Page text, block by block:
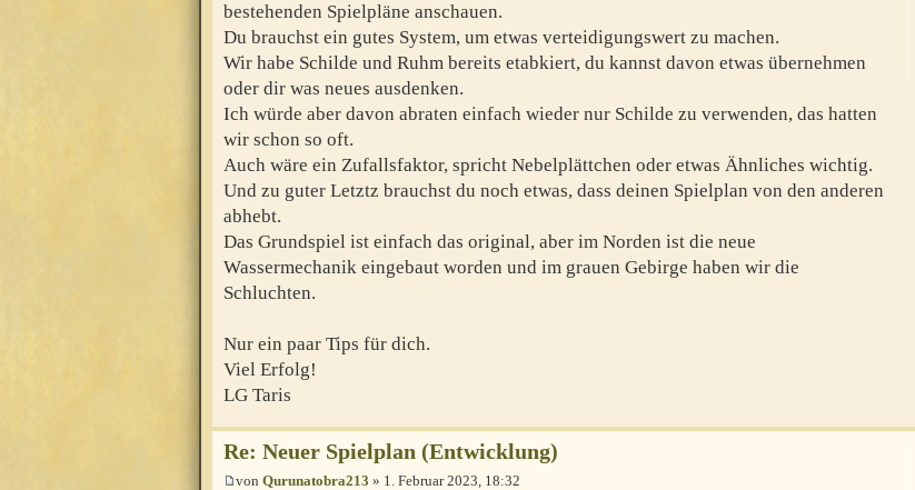
bestehenden Spielpläne anschauen.
Du brauchst ein gutes System, um etwas verteidigungswert zu machen.
Wir habe Schilde und Ruhm bereits etabkiert, du kannst davon etwas übernehmen
oder dir was neues ausdenken.
Ich würde aber davon abraten einfach wieder nur Schilde zu verwenden, das hatten
wir schon so oft.
Auch wäre ein Zufallsfaktor, spricht Nebelplättchen oder etwas Ähnliches wichtig.
Und zu guter Letztz brauchst du noch etwas, dass deinen Spielplan von den anderen
abhebt.
Das Grundspiel ist einfach das original, aber im Norden ist die neue
Wassermechanik eingebaut worden und im grauen Gebirge haben wir die
Schluchten.
Nur ein paar Tips für dich.
Viel Erfolg!
LG Taris
Re: Neuer Spielplan (Entwicklung)
von Qurunatobra213 » 1. Februar 2023, 18:32